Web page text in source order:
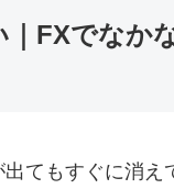
FXでなか
てもすぐに消